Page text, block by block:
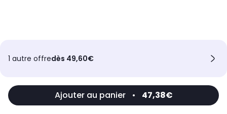
1 autre offredès 49,60€
Ajouter au panier • 47,38€